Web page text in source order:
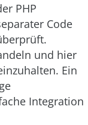
PHP
Code
und hier
Ein
Integration